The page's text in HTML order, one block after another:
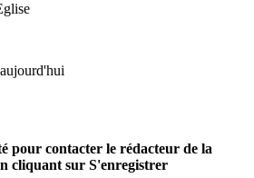
pour contacter le rédacteur de la
cliquant sur S'enregistrer